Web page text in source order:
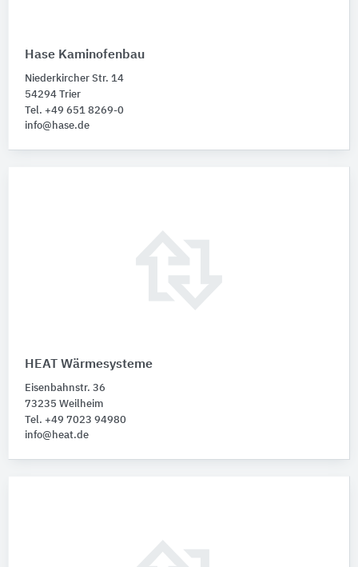
Hase Kaminofenbau
Niederkircher Str. 14
54294 Trier
Tel. +49 651 8269-0
info@hase.de
HEAT Wärmesysteme
Eisenbahnstr. 36
73235 Weilheim
Tel. +49 7023 94980
info@heat.de